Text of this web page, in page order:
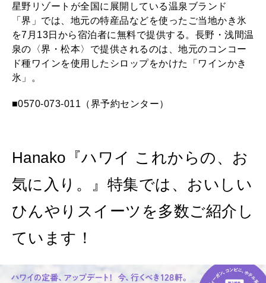
星野リゾートが全国に展開している温泉ブランド
「界」では、地元の特産品などを使ったご当地かき氷
を7月13日から宿泊者に無料で提供する。長野・浅間温
泉の〈界・松本〉で提供されるのは、地元のコンコー
ド種ワインを使用したシロップをかけた「ワインかき
氷」。
■0570-073-011（界予約センター）
Hanako『ハワイ これからの、お
気に入り。』特集では、おいしい
ひんやりスイーツを多数ご紹介し
ています！